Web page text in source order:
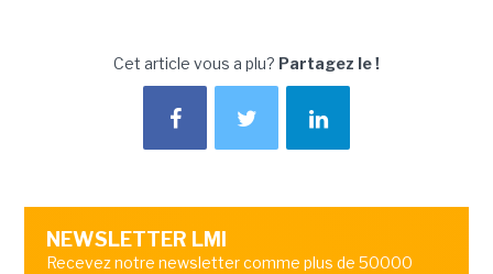
Cet article vous a plu? Partagez le !
NEWSLETTER LMI
Recevez notre newsletter comme plus de 50000